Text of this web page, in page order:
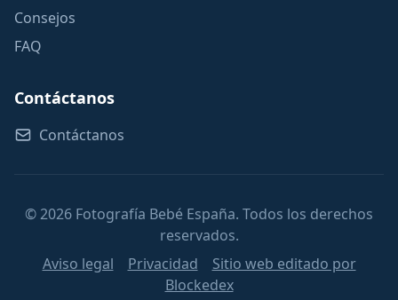
Consejos
FAQ
Contáctanos
Contáctanos
© 2026 Fotografía Bebé España. Todos los derechos
reservados.
Aviso legal
Privacidad
Sitio web editado por
Blockedex